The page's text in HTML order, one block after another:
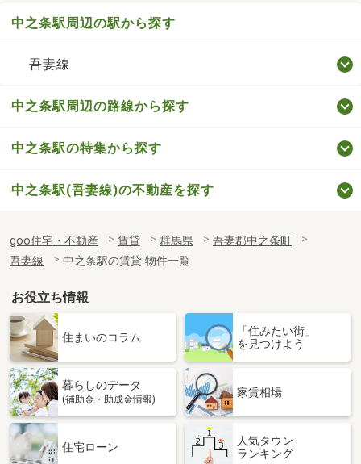
中之条駅周辺の駅から探す
吾妻線
中之条駅周辺の路線から探す
中之条駅の特集から探す
中之条駅(吾妻線)の不動産を探す
goo住宅・不動産 賃貸 群馬県
吾妻郡中之条町
吾妻線
中之条駅の賃貸 物件一覧
お役立ち情報
住まいのコラム
「住みたい街」
を見つけよう
暮らしのデータ
(補助金・助成金情報)
家賃相場
住宅ローン
人気タウン
ランキング